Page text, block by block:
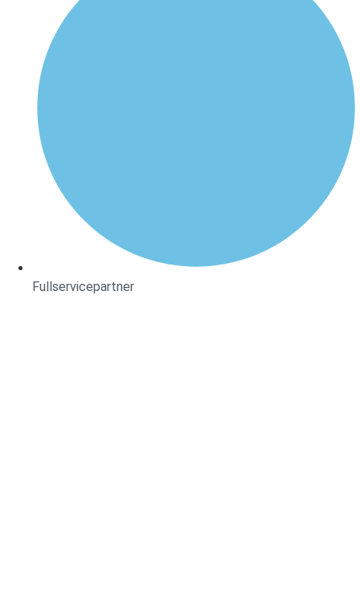
Fullservicepartner